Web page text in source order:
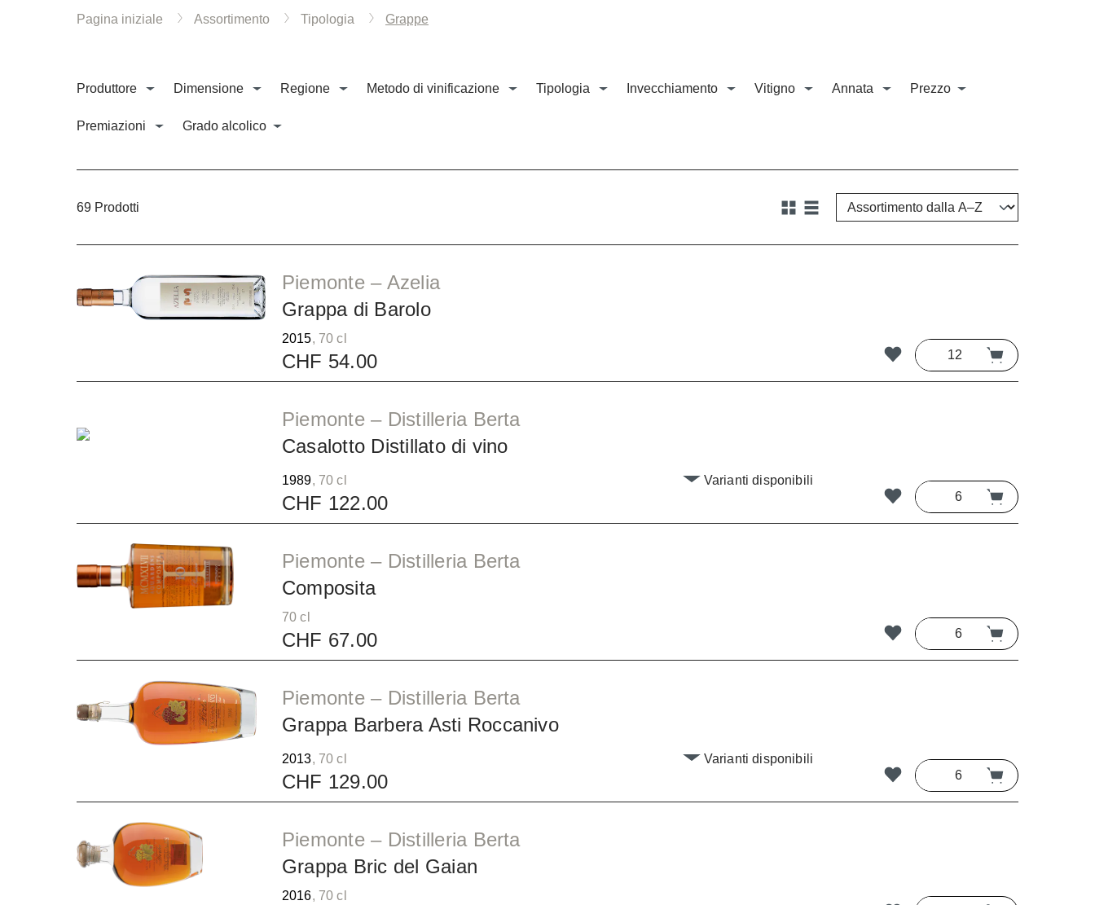
Pagina iniziale Assortimento Tipologia Grappe
Produttore Dimensione Regione Metodo di vinificazione Tipologia Invecchiamento Vitigno Annata Prezzo
Premiazioni Grado alcolico
69 Prodotti
Piemonte – Azelia
Grappa di Barolo
2015, 70 cl
CHF 54.00
Piemonte – Distilleria Berta
Casalotto Distillato di vino
1989, 70 cl Varianti disponibili
CHF 122.00
Piemonte – Distilleria Berta
Composita
70 cl
CHF 67.00
Piemonte – Distilleria Berta
Grappa Barbera Asti Roccanivo
2013, 70 cl Varianti disponibili
CHF 129.00
Piemonte – Distilleria Berta
Grappa Bric del Gaian
2016, 70 cl